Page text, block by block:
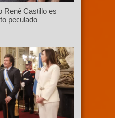
René Castillo es
peculado